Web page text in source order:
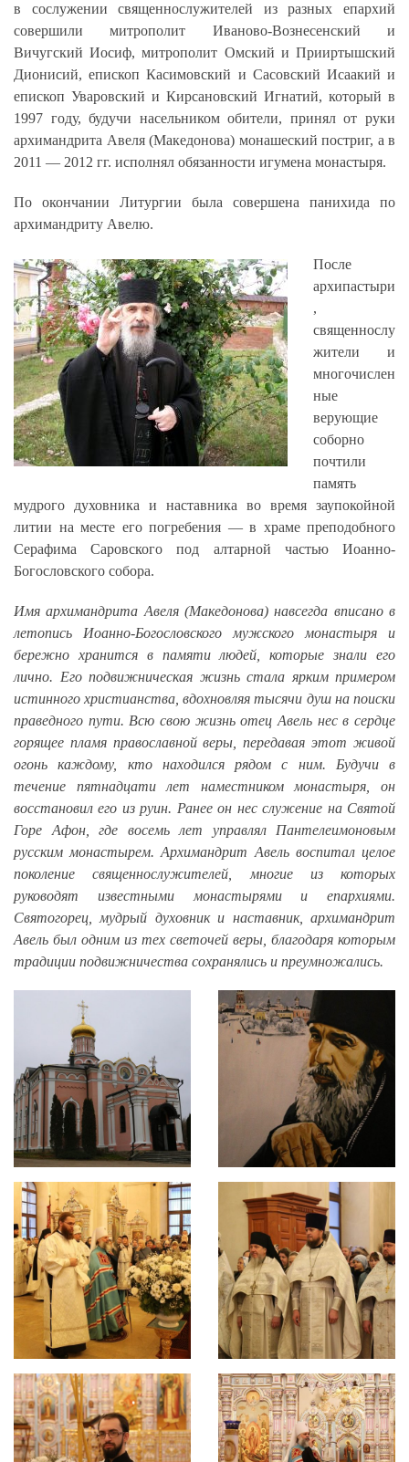
в сослужении священнослужителей из разных епархий
совершили митрополит Иваново-Вознесенский и
Вичугский Иосиф, митрополит Омский и Прииртышский
Дионисий, епископ Касимовский и Сасовский Исаакий и
епископ Уваровский и Кирсановский Игнатий, который в
1997 году, будучи насельником обители, принял от руки
архимандрита Авеля (Македонова) монашеский постриг, а в
2011 — 2012 гг. исполнял обязанности игумена монастыря.
По окончании Литургии была совершена панихида по
архимандриту Авелю.
После
архипастыри
,
священнослу
жители и
многочислен
ные
верующие
соборно
почтили
память
мудрого духовника и наставника во время заупокойной
литии на месте его погребения — в храме преподобного
Серафима Саровского под алтарной частью Иоанно-
Богословского собора.
Имя архимандрита Авеля (Македонова) навсегда вписано в
летопись Иоанно-Богословского мужского монастыря и
бережно хранится в памяти людей, которые знали его
лично. Его подвижническая жизнь стала ярким примером
истинного христианства, вдохновляя тысячи душ на поиски
праведного пути. Всю свою жизнь отец Авель нес в сердце
горящее пламя православной веры, передавая этот живой
огонь каждому, кто находился рядом с ним. Будучи в
течение пятнадцати лет наместником монастыря, он
восстановил его из руин. Ранее он нес служение на Святой
Горе Афон, где восемь лет управлял Пантелеимоновым
русским монастырем. Архимандрит Авель воспитал целое
поколение священнослужителей, многие из которых
руководят известными монастырями и епархиями.
Святогорец, мудрый духовник и наставник, архимандрит
Авель был одним из тех светочей веры, благодаря которым
традиции подвижничества сохранялись и преумножались.